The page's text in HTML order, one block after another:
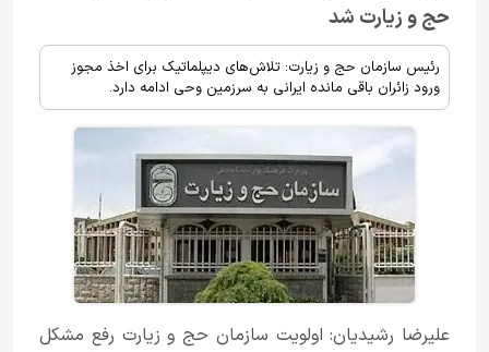
حج و زیارت شد
رئیس سازمان حج و زیارت: تلاش‌های دیپلماتیک برای اخذ مجوز
ورود زائران باقی مانده ایرانی به سرزمین وحی ادامه دارد.
علیرضا رشیدیان: اولویت سازمان حج و زیارت رفع مشکل